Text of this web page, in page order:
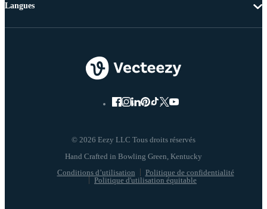
© 2026 Eezy LLC Tous droits réservés
Conditions d’utilisation
Politique de confidentialité
Politique d'utilisation équitable
Langues